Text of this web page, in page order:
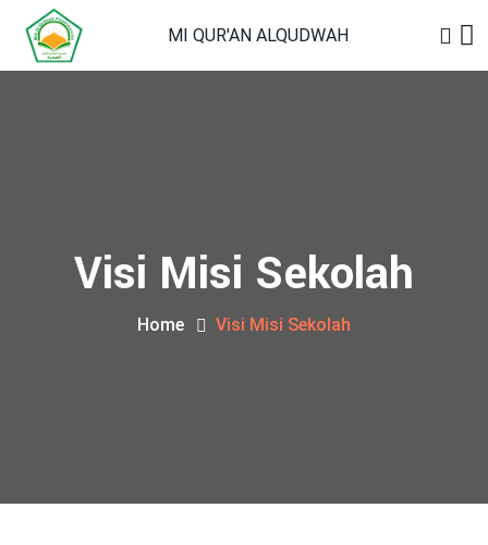
MI QUR'AN ALQUDWAH
Visi Misi Sekolah
Home Visi Misi Sekolah